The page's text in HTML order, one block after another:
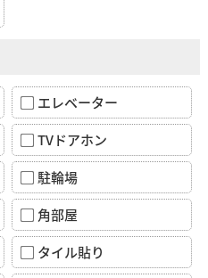
エレベーター
TVドアホン
駐輪場
角部屋
タイル貼り